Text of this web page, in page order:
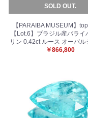
SOLD OUT.
【PARAIBA MUSEUM】
【Lot.6】ブラジル産パライ
リン 0.42ct ルース オーバ
￥866,800